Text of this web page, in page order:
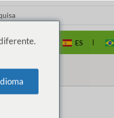
EN ES
NOS